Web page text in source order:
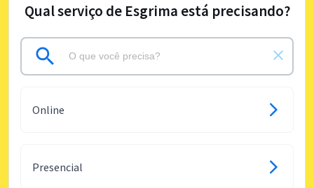
Qual serviço de Esgrima está precisando?
Online
Presencial